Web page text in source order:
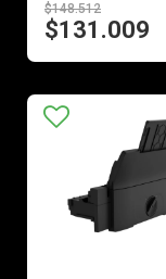
$148.512
$131.009